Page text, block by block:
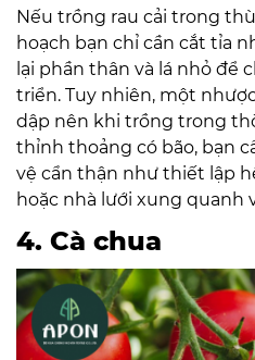
Nếu trồng rau cải trong
hoạch bạn chỉ cần cắt tỉa
lại phần thân và lá nhỏ để
triển. Tuy nhiên, một
dập nên khi trồng trong
thỉnh thoảng có bão, bạn
vệ cẩn thận như thiết lập
hoặc nhà lưới xung quanh
4. Cà chua